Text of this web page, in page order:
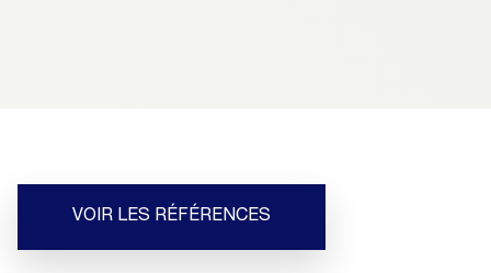
VOIR LES RÉFÉRENCES